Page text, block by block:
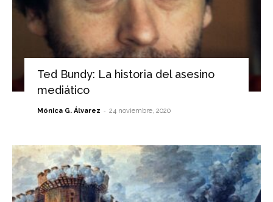
Ted Bundy: La historia del asesino
mediático
Mónica G. Álvarez - 24 noviembre, 2020